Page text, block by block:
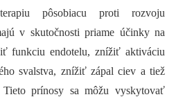
pôsobiacu proti rozvoju
v skutočnosti priame účinky na
funkciu endotelu, znížiť aktiváciu
svalstva, znížiť zápal ciev a tiež
prínosy sa môžu vyskytovať